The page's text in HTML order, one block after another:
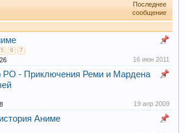
Последнее
сообщение
5 6 7
16 июн 2011
РО - Приключения Реми и Мардена
19 апр 2009
Аниме